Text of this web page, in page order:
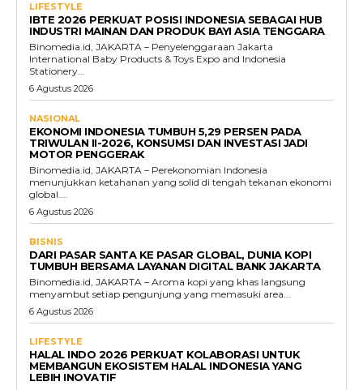
LIFESTYLE
IBTE 2026 PERKUAT POSISI INDONESIA SEBAGAI HUB
INDUSTRI MAINAN DAN PRODUK BAYI ASIA TENGGARA
Binomedia.id, JAKARTA – Penyelenggaraan Jakarta
International Baby Products & Toys Expo and Indonesia
Stationery...
6 Agustus 2026
NASIONAL
EKONOMI INDONESIA TUMBUH 5,29 PERSEN PADA
TRIWULAN II-2026, KONSUMSI DAN INVESTASI JADI
MOTOR PENGGERAK
Binomedia.id, JAKARTA – Perekonomian Indonesia
menunjukkan ketahanan yang solid di tengah tekanan ekonomi
global....
6 Agustus 2026
BISNIS
DARI PASAR SANTA KE PASAR GLOBAL, DUNIA KOPI
TUMBUH BERSAMA LAYANAN DIGITAL BANK JAKARTA
Binomedia.id, JAKARTA – Aroma kopi yang khas langsung
menyambut setiap pengunjung yang memasuki area...
6 Agustus 2026
LIFESTYLE
HALAL INDO 2026 PERKUAT KOLABORASI UNTUK
MEMBANGUN EKOSISTEM HALAL INDONESIA YANG
LEBIH INOVATIF